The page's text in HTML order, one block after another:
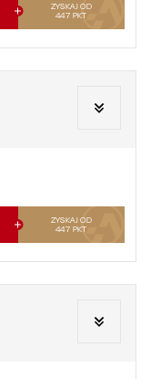
ZYSKAJ OD
447 PKT
ZYSKAJ OD
447 PKT